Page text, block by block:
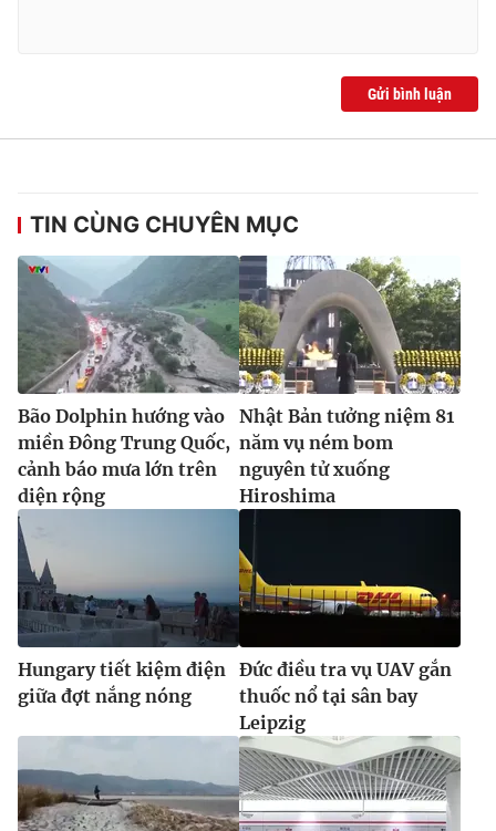
Gửi bình luận
TIN CÙNG CHUYÊN MỤC
Bão Dolphin hướng vào
miền Đông Trung Quốc,
cảnh báo mưa lớn trên
diện rộng
Nhật Bản tưởng niệm 81
năm vụ ném bom
nguyên tử xuống
Hiroshima
Hungary tiết kiệm điện
giữa đợt nắng nóng
Đức điều tra vụ UAV gắn
thuốc nổ tại sân bay
Leipzig